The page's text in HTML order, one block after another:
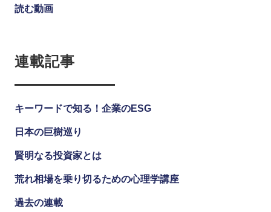
読む動画
連載記事
キーワードで知る！企業のESG
日本の巨樹巡り
賢明なる投資家とは
荒れ相場を乗り切るための心理学講座
過去の連載